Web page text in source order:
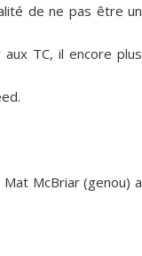
de ne pas être un
aux TC, il encore plus
McBriar (genou) a